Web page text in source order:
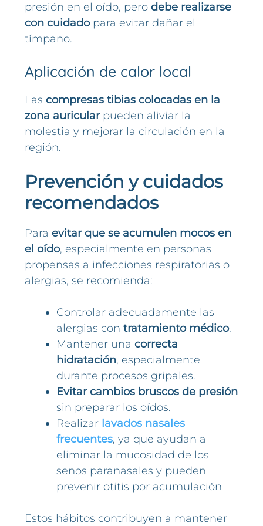
presión en el oído, perodebe realizarse
con cuidadopara evitar dañar el
tímpano.
Aplicación de calor local
Lascompresas tibias colocadas en la
zona auricularpueden aliviar la
molestia y mejorar la circulación en la
región.
Prevención y cuidados
recomendados
Paraevitar que se acumulen mocos en
el oído, especialmente en personas
propensas a infecciones respiratorias o
alergias, se recomienda:
Controlar adecuadamente las
alergias contratamiento médico.
Mantener unacorrecta
hidratación, especialmente
durante procesos gripales.
Evitar cambios bruscos de presión
sin preparar los oídos.
Realizar lavados nasales
frecuentes, ya que ayudan a
eliminar la mucosidad de los
senos paranasales y pueden
prevenir otitis por acumulación
Estos hábitos contribuyen a mantener